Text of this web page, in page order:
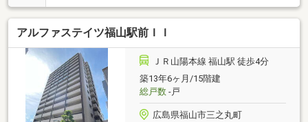
ＤＫマンションです。是非現地でゆとりある空間をご
体感ください。□ＬＤｋは22.4帖の広々空間。家族が集
まる憩いの場です。□北側洋室も13帖の広さがあり、
家具の配置に困りません。リフォームで2部屋に分け
ることも可能です。□洋室に隣接したウォークインク
ローゼットは大容量の収納スペースです。□キッチン
に隣接した洗面所は、家事同線が短く、家事の負担を
減らすことができます。□空室のため、随時内見を承
ります。お気軽にお問い合わせ下さい。
アルファステイツ福山駅前ＩＩ
ＪＲ山陽本線 福山駅 徒歩4分
築13年6ヶ月/15階建
総戸数-戸
広島県福山市三之丸町